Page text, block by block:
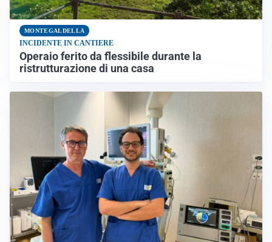
MONTEGALDELLA
INCIDENTE IN CANTIERE
Operaio ferito da flessibile durante la
ristrutturazione di una casa